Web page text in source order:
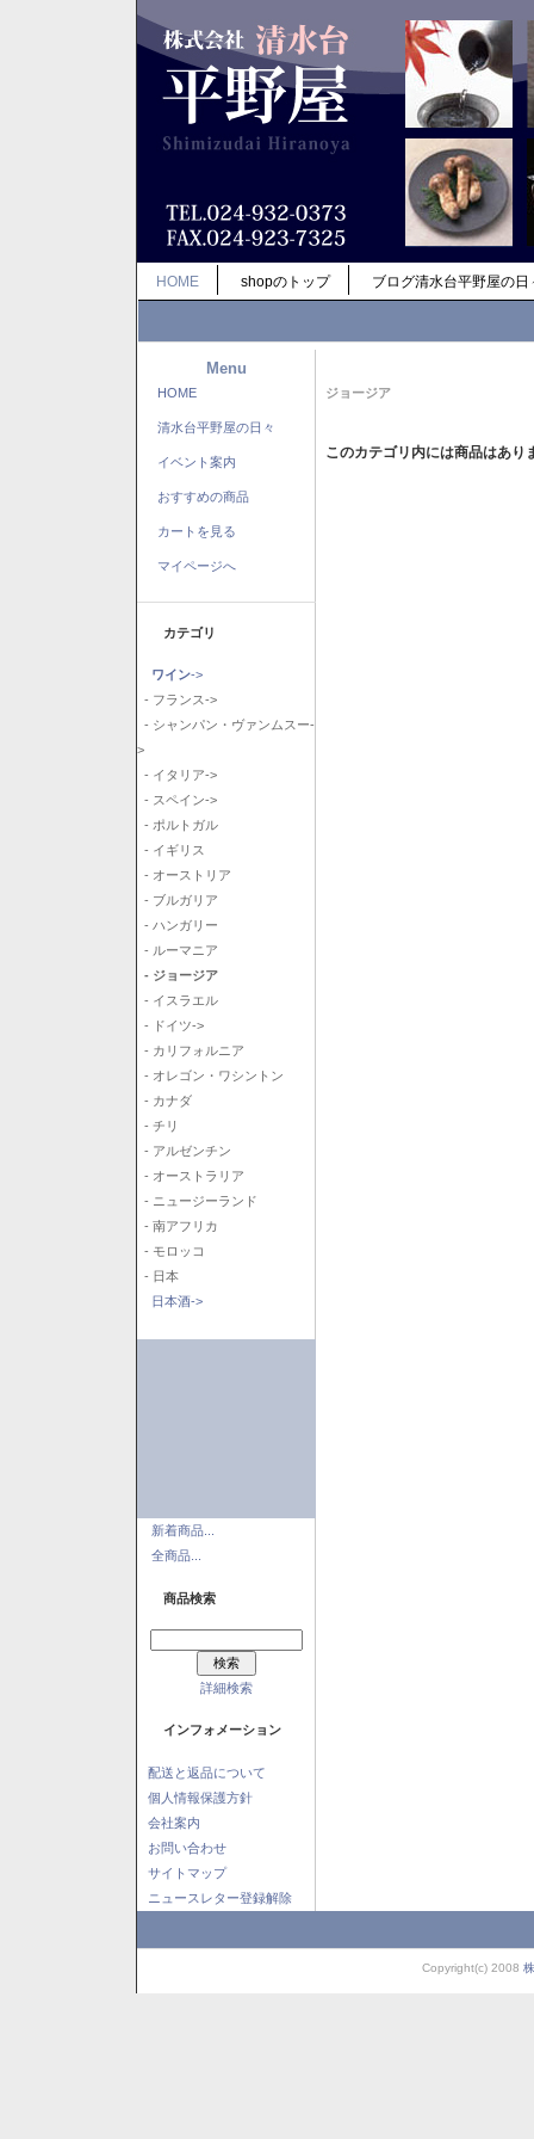
HOME shopのトップ ブログ清水台平野屋の日
Menu
HOME
清水台平野屋の日々
イベント案内
おすすめの商品
カートを見る
マイページへ
カテゴリ
ワイン->
- フランス->
- シャンパン・ヴァンムスー-
>
- イタリア->
- スペイン->
- ポルトガル
- イギリス
- オーストリア
- ブルガリア
- ハンガリー
- ルーマニア
- ジョージア
- イスラエル
- ドイツ->
- カリフォルニア
- オレゴン・ワシントン
- カナダ
- チリ
- アルゼンチン
- オーストラリア
- ニュージーランド
- 南アフリカ
- モロッコ
- 日本
日本酒->
新着商品...
全商品...
商品検索
詳細検索
インフォメーション
配送と返品について
個人情報保護方針
会社案内
お問い合わせ
サイトマップ
ニュースレター登録解除
ジョージア
このカテゴリ内には商品はあり
Copyright(c) 2008